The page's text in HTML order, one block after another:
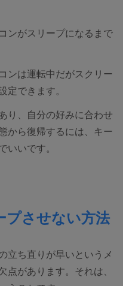
ンがスリープになるまで
ンは運転中だがスクリー
定できます。
り、自分の好みに合わせ
から復帰するには、キー
いです。
プさせない方法
立ち直りが早いというメ
点があります。それは、